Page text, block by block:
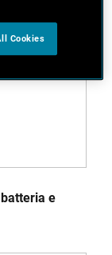
e
Cookies